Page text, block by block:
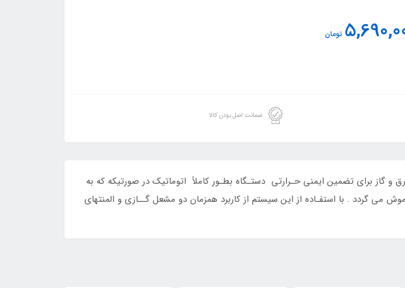
تومان
ضمانت اصل بودن کالا
برای تضمین ایمنی حـرارتی دستـگاه بطـور کاملاً اتوماتیک در صورتیکه که به
می گردد . با استفـاده از این سیستم از کاربرد همزمان دو مشعل گــازی و المنتهای